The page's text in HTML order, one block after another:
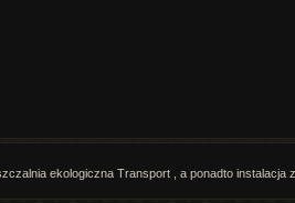
ekologiczna Transport , a ponadto instalacja